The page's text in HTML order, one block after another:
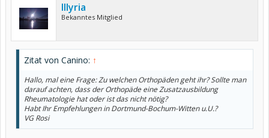
Illyria
Bekanntes Mitglied
Zitat von Canino: ↑
Hallo, mal eine Frage: Zu welchen Orthopäden geht ihr? Sollte man
darauf achten, dass der Orthopäde eine Zusatzausbildung
Rheumatologie hat oder ist das nicht nötig?
Habt Ihr Empfehlungen in Dortmund-Bochum-Witten u.U.?
VG Rosi